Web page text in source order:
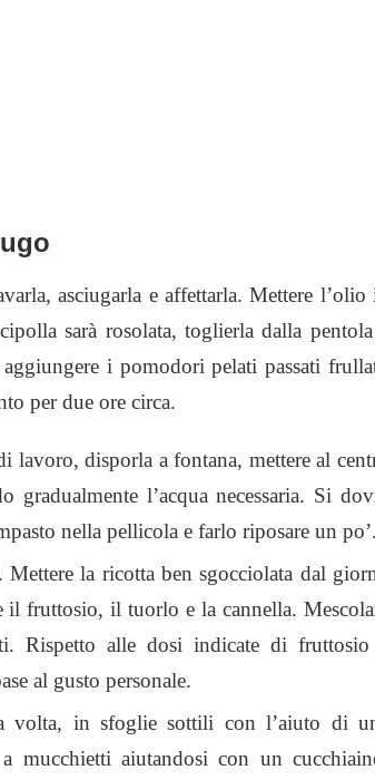
asciugarla e affettarla. Mettere l’olio
sarà rosolata, toglierla dalla
i pomodori pelati passati
per due ore circa.
lavoro, disporla a fontana, mettere al
gradualmente l’acqua necessaria. Si
nella pellicola e farlo riposare un po’.
la ricotta ben sgocciolata dal
fruttosio, il tuorlo e la cannella.
Rispetto alle dosi indicate di
al gusto personale.
volta, in sfoglie sottili con l’aiuto di
mucchietti aiutandosi con un